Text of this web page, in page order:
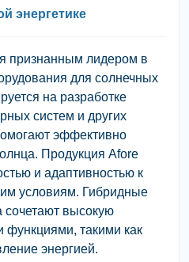
энергетике
признанным лидером в
для солнечных
на разработке
систем и других
эффективно
Продукция Afore
и адаптивностью к
условиям. Гибридные
сочетают высокую
такими как
энергией.